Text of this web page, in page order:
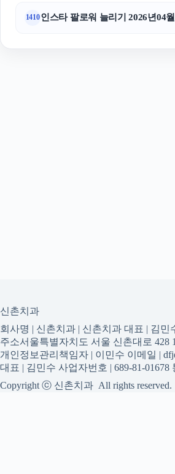
1410인스타 팔로워 늘리기 2026년04
신촌치과
회사명 | 신촌치과 | 신촌치과 대표 | 김민
주소서울특별자치도 서울 신촌대로 428
개인정보관리책임자 | 이민수 이메일 |
대표 | 김민수 사업자번호 | 689-81-
Copyright ⓒ 신촌치과 All rights reserved.